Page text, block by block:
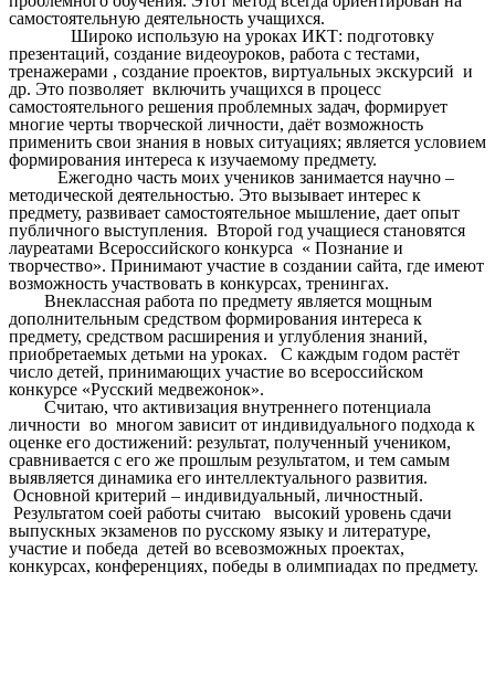
самостоятельную деятельность учащихся.
Широко использую на уроках ИКТ: подготовку
презентаций, создание видеоуроков, работа с тестами,
тренажерами , создание проектов, виртуальных экскурсий и
др. Это позволяет включить учащихся в процесс
самостоятельного решения проблемных задач, формирует
многие черты творческой личности, даёт возможность
применить свои знания в новых ситуациях; является условием
формирования интереса к изучаемому предмету.
Ежегодно часть моих учеников занимается научно –
методической деятельностью. Это вызывает интерес к
предмету, развивает самостоятельное мышление, дает опыт
публичного выступления. Второй год учащиеся становятся
лауреатами Всероссийского конкурса « Познание и
творчество». Принимают участие в создании сайта, где имеют
возможность участвовать в конкурсах, тренингах.
Внеклассная работа по предмету является мощным
дополнительным средством формирования интереса к
предмету, средством расширения и углубления знаний,
приобретаемых детьми на уроках. С каждым годом растёт
число детей, принимающих участие во всероссийском
конкурсе «Русский медвежонок».
Считаю, что активизация внутреннего потенциала
личности во многом зависит от индивидуального подхода к
оценке его достижений: результат, полученный учеником,
сравнивается с его же прошлым результатом, и тем самым
выявляется динамика его интеллектуального развития.
Основной критерий – индивидуальный, личностный.
Результатом соей работы считаю высокий уровень сдачи
выпускных экзаменов по русскому языку и литературе,
участие и победа детей во всевозможных проектах,
конкурсах, конференциях, победы в олимпиадах по предмету.